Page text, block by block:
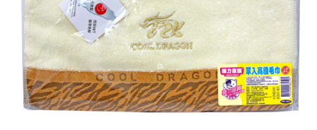
【注意事項】
１．透過由恩沛科技股份有限公司提供之「AFTEE先享後付」服務完成之交
易，需依本服務之必要範圍內提供個人資料，並將交易相關給付款項請求債
權轉讓予恩沛科技股份有限公司。
２．關於個人資料處理事宜，請瀏覽以下網址：
https://aftee.tw/terms/#terms3
３．未成年的使用者請事先徵得法定代理人或監護人之同意方可使用
「AFTEE先享後付」，若未經同意申辦者引起之損失，本公司不負相關責
宅配
每筆NT$120，滿NT$899(含以上)免運費